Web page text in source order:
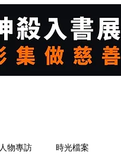
人物專訪 時光檔案